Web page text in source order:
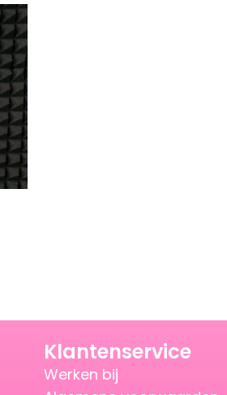
Klantenservice
Werken bij